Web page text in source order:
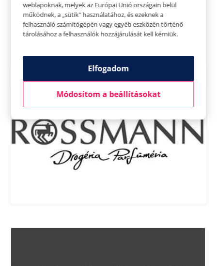
weblapoknak, melyek az Európai Unió országain belül
működnek, a „sütik" használatához, és ezeknek a
felhasználó számítógépén vagy egyéb eszközén történő
tárolásához a felhasználók hozzájárulását kell kérniük.
Elfogadom
Módosítom a beállításokat